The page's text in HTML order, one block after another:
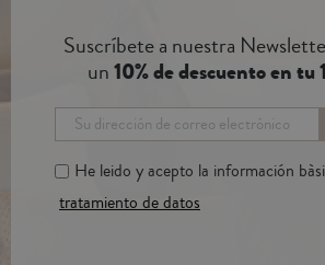
Suscríbete a nuestra
un10% de descuento en tu
He leido y acepto la información
tratamiento de datos